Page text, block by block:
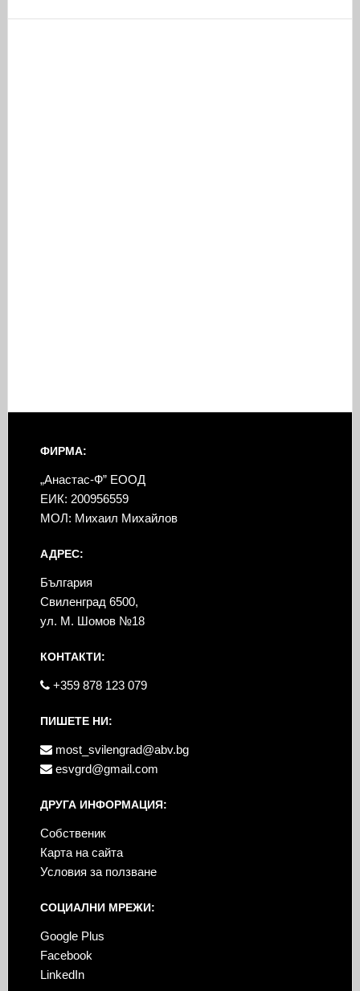
ФИРМА:
„Анастас-Ф” ЕООД
ЕИК: 200956559
МОЛ: Михаил Михайлов
АДРЕС:
България
Свиленград 6500,
ул. М. Шомов №18
КОНТАКТИ:
+359 878 123 079
ПИШЕТЕ НИ:
most_svilengrad@abv.bg
esvgrd@gmail.com
ДРУГА ИНФОРМАЦИЯ:
Собственик
Карта на сайта
Условия за ползване
СОЦИАЛНИ МРЕЖИ:
Google Plus
Facebook
LinkedIn